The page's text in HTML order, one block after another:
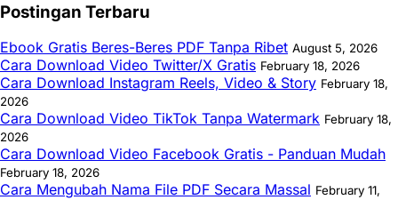
Postingan Terbaru
Ebook Gratis Beres-Beres PDF Tanpa Ribet August 5, 2026
Cara Download Video Twitter/X Gratis February 18, 2026
Cara Download Instagram Reels, Video & Story February 18,
2026
Cara Download Video TikTok Tanpa Watermark February 18,
2026
Cara Download Video Facebook Gratis - Panduan Mudah
February 18, 2026
Cara Mengubah Nama File PDF Secara Massal February 11,